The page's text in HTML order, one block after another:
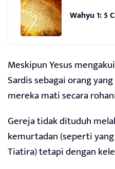
Wahyu 1: 5
Meskipun Yesus
Sardis sebagai orang
mereka mati secara
Gereja tidak dituduh
kemurtadan (seperti
Tiatira) tetapi dengan